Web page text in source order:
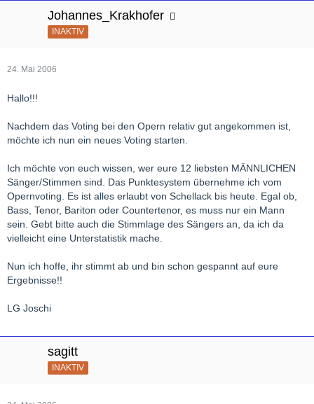
Johannes_Krakhofer
INAKTIV
24. Mai 2006
Hallo!!!
Nachdem das Voting bei den Opern relativ gut angekommen ist,
möchte ich nun ein neues Voting starten.
Ich möchte von euch wissen, wer eure 12 liebsten MÄNNLICHEN
Sänger/Stimmen sind. Das Punktesystem übernehme ich vom
Opernvoting. Es ist alles erlaubt von Schellack bis heute. Egal ob,
Bass, Tenor, Bariton oder Countertenor, es muss nur ein Mann
sein. Gebt bitte auch die Stimmlage des Sängers an, da ich da
vielleicht eine Unterstatistik mache.
Nun ich hoffe, ihr stimmt ab und bin schon gespannt auf eure
Ergebnisse!!
LG Joschi
sagitt
INAKTIV